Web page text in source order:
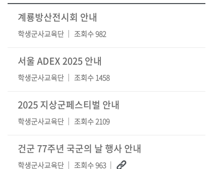
계룡방산전시회 안내
학생군사교육단 조회수 982
서울 ADEX 2025 안내
학생군사교육단 조회수 1458
2025 지상군페스티벌 안내
학생군사교육단 조회수 2109
건군 77주년 국군의 날 행사 안내
학생군사교육단 조회수 963